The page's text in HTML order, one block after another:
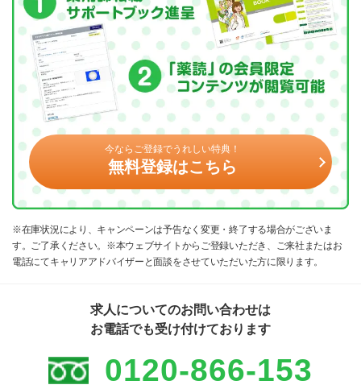
今ならご登録でうれしい特典！
無料登録はこちら
※在庫状況により、キャンペーンは予告なく変更・終了する場合がございま
す。ご了承ください。※本ウェブサイトからご登録いただき、ご来社またはお
電話にてキャリアアドバイザーと面談をさせていただいた方に限ります。
求人についてのお問い合わせは
お電話でも受け付けております
0120-866-153